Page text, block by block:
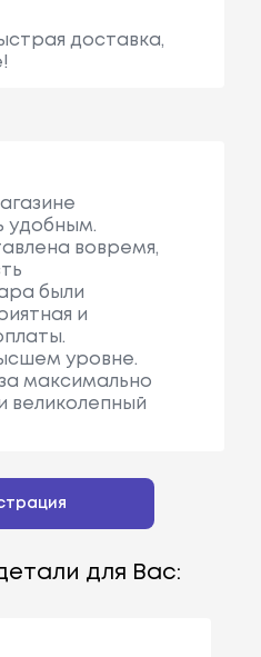
доставка,
удобным.
вовремя,
были
и
уровне.
максимально
великолепный
для Вас: